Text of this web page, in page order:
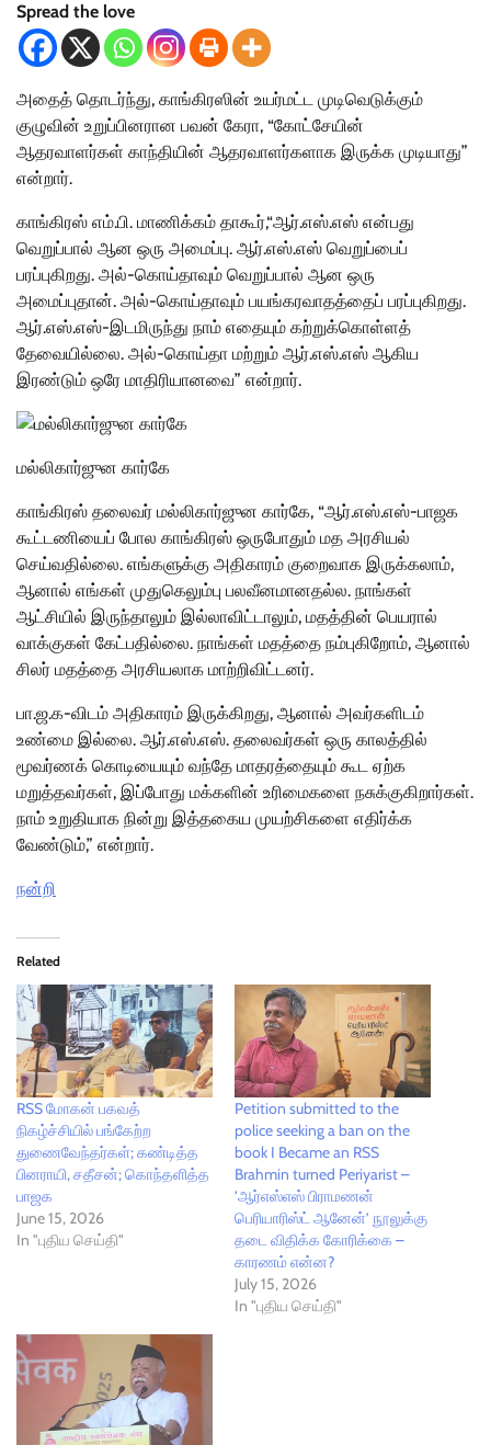
Spread the love
அதைத் தொடர்ந்து, காங்கிரஸின் உயர்மட்ட முடிவெடுக்கும்
குழுவின் உறுப்பினரான பவன் கேரா, “கோட்சேயின்
ஆதரவாளர்கள் காந்தியின் ஆதரவாளர்களாக இருக்க முடியாது”
என்றார்.
காங்கிரஸ் எம்.பி. மாணிக்கம் தாகூர்,“ஆர்.எஸ்.எஸ் என்பது
வெறுப்பால் ஆன ஒரு அமைப்பு. ஆர்.எஸ்.எஸ் வெறுப்பைப்
பரப்புகிறது. அல்-கொய்தாவும் வெறுப்பால் ஆன ஒரு
அமைப்புதான். அல்-கொய்தாவும் பயங்கரவாதத்தைப் பரப்புகிறது.
ஆர்.எஸ்.எஸ்-இடமிருந்து நாம் எதையும் கற்றுக்கொள்ளத்
தேவையில்லை. அல்-கொய்தா மற்றும் ஆர்.எஸ்.எஸ் ஆகிய
இரண்டும் ஒரே மாதிரியானவை” என்றார்.
மல்லிகார்ஜுன கார்கே
காங்கிரஸ் தலைவர் மல்லிகார்ஜுன கார்கே, “ஆர்.எஸ்.எஸ்-பாஜக
கூட்டணியைப் போல காங்கிரஸ் ஒருபோதும் மத அரசியல்
செய்வதில்லை. எங்களுக்கு அதிகாரம் குறைவாக இருக்கலாம்,
ஆனால் எங்கள் முதுகெலும்பு பலவீனமானதல்ல. நாங்கள்
ஆட்சியில் இருந்தாலும் இல்லாவிட்டாலும், மதத்தின் பெயரால்
வாக்குகள் கேட்பதில்லை. நாங்கள் மதத்தை நம்புகிறோம், ஆனால்
சிலர் மதத்தை அரசியலாக மாற்றிவிட்டனர்.
பா.ஜ.க-விடம் அதிகாரம் இருக்கிறது, ஆனால் அவர்களிடம்
உண்மை இல்லை. ஆர்.எஸ்.எஸ். தலைவர்கள் ஒரு காலத்தில்
மூவர்ணக் கொடியையும் வந்தே மாதரத்தையும் கூட ஏற்க
மறுத்தவர்கள், இப்போது மக்களின் உரிமைகளை நசுக்குகிறார்கள்.
நாம் உறுதியாக நின்று இத்தகைய முயற்சிகளை எதிர்க்க
வேண்டும்,” என்றார்.
நன்றி
Related
RSS மோகன் பகவத்
நிகழ்ச்சியில் பங்கேற்ற
துணைவேந்தர்கள்; கண்டித்த
பினராயி, சதீசன்; கொந்தளித்த
பாஜக
June 15, 2026
In "புதிய செய்தி"
Petition submitted to the
police seeking a ban on the
book I Became an RSS
Brahmin turned Periyarist –
’ஆர்எஸ்எஸ் பிராமணன்
பெரியாரிஸ்ட் ஆனேன்’ நூலுக்கு
தடை விதிக்க கோரிக்கை –
காரணம் என்ன?
July 15, 2026
In "புதிய செய்தி"